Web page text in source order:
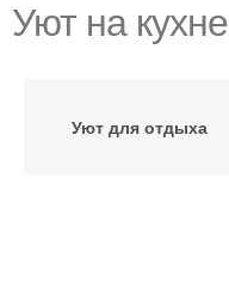
Уют на кухне
Уют для отдыха